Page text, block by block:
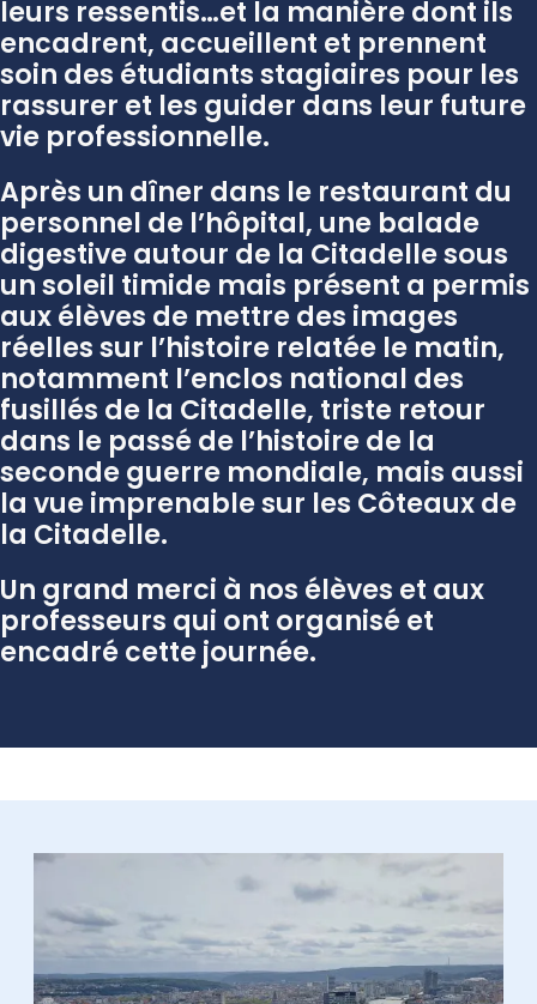
leurs ressentis…et la manière dont ils
encadrent, accueillent et prennent
soin des étudiants stagiaires pour les
rassurer et les guider dans leur future
vie professionnelle.
Après un dîner dans le restaurant du
personnel de l’hôpital, une balade
digestive autour de la Citadelle sous
un soleil timide mais présent a permis
aux élèves de mettre des images
réelles sur l’histoire relatée le matin,
notamment l’enclos national des
fusillés de la Citadelle, triste retour
dans le passé de l’histoire de la
seconde guerre mondiale, mais aussi
la vue imprenable sur les Côteaux de
la Citadelle.
Un grand merci à nos élèves et aux
professeurs qui ont organisé et
encadré cette journée.